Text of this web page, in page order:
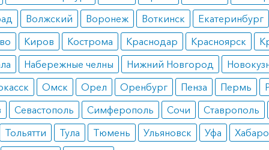
индивидуальная непереносимость препарата, период
до трех лет.
эффекты
дозировки и правил применения препарат
пациентами. В некоторых случаях возможно
боли, нарушения координации и головокружения.
Волжский Воронеж Воткинск Екатеринбург
Киров Кострома Краснодар Красноярск
Набережные челны Нижний Новгород
Омск Орел Оренбург Пенза Пермь
Севастополь Симферополь Сочи Ставрополь
Тольятти Тула Тюмень Ульяновск Уфа